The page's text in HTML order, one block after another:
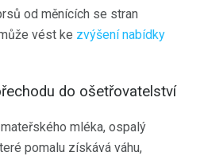
od měnících se stran
vést ke zvýšení nabídky
do ošetřovatelství
mléka, ospalý
pomalu získává váhu,